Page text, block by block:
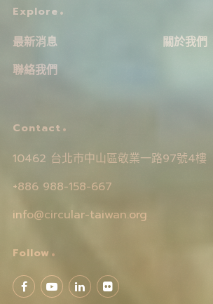
Explore
最新消息
關於我們
聯絡我們
Contact
10462 台北市中山區敬業一路97號4樓
+886 988-158-667
info@circular-taiwan.org
Follow